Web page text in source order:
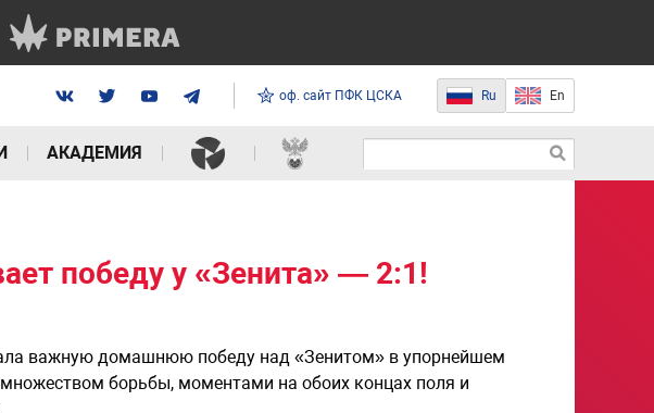
оф. сайт ПФК ЦСКА Ru En
АКАДЕМИЯ
победу у «Зенита» — 2:1!
важную домашнюю победу над «Зенитом» в упорнейшем
борьбы, моментами на обоих концах поля и